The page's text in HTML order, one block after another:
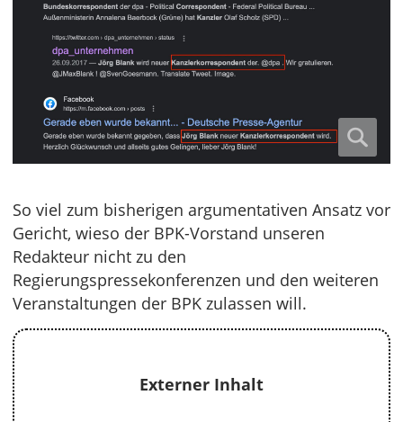
So viel zum bisherigen argumentativen Ansatz vor
Gericht, wieso der BPK-Vorstand unseren
Redakteur nicht zu den
Regierungspressekonferenzen und den weiteren
Veranstaltungen der BPK zulassen will.
Externer Inhalt